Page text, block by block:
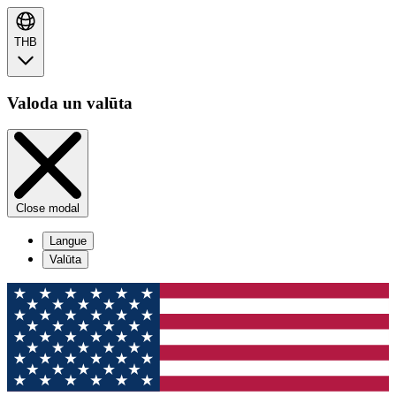
THB
Valoda un valūta
Close modal
Langue
Valūta